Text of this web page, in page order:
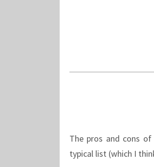
The pros and cons
typical list (which I